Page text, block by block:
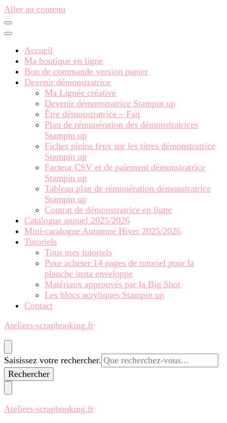
Aller au contenu
Accueil
Ma boutique en ligne
Bon de commande version papier
Devenir démonstratrice
Ma Lignée créative
Devenir démonstratrice Stampin up
Être démonstratrice – Faq
Plan de rémunération des démonstratrices
Stampin up
Fiches pleins feux sur les titres démonstratrice
Stampin up
Facteur CSV et de paiement démonstratrice
Stampin up
Tableau plan de rémunération démonstratrice
Stampin up
Contrat de démonstratrice en ligne
Catalogue annuel 2025/2026
Mini-catalogue Automne Hiver 2025/2026
Tutoriels
Tous mes tutoriels
Pour acheter 14 pages de tutoriel pour la
planche insta enveloppe
Matériaux approuvés par la Big Shot
Les blocs acryliques Stampin up
Contact
Ateliers-scrapbooking.fr
Vous
recherchiez
quelque
Saisissez votre rechercher.
Ateliers-scrapbooking.fr